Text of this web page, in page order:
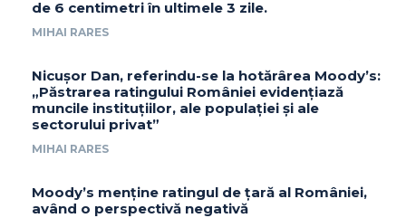
de 6 centimetri în ultimele 3 zile.
MIHAI RARES
Nicușor Dan, referindu-se la hotărârea Moody’s:
„Păstrarea ratingului României evidențiază
muncile instituțiilor, ale populației și ale
sectorului privat”
MIHAI RARES
Moody’s menține ratingul de țară al României,
având o perspectivă negativă